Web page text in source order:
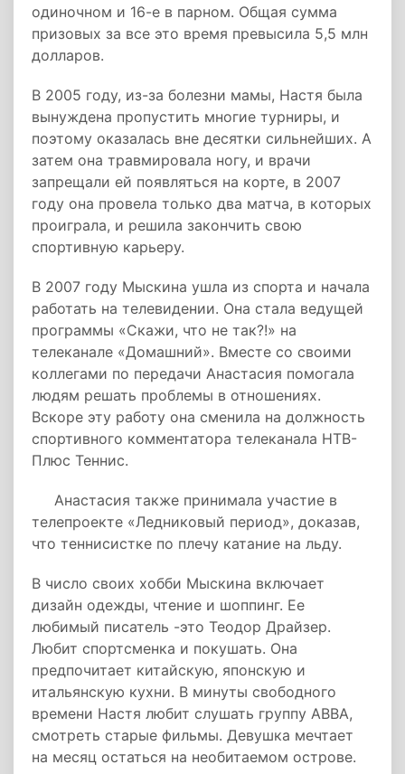
одиночном и 16-е в парном. Общая сумма
призовых за все это время превысила 5,5 млн
долларов.
В 2005 году, из-за болезни мамы, Настя была
вынуждена пропустить многие турниры, и
поэтому оказалась вне десятки сильнейших. А
затем она травмировала ногу, и врачи
запрещали ей появляться на корте, в 2007
году она провела только два матча, в которых
проиграла, и решила закончить свою
спортивную карьеру.
В 2007 году Мыскина ушла из спорта и начала
работать на телевидении. Она стала ведущей
программы «Скажи, что не так?!» на
телеканале «Домашний». Вместе со своими
коллегами по передачи Анастасия помогала
людям решать проблемы в отношениях.
Вскоре эту работу она сменила на должность
спортивного комментатора телеканала НТВ-
Плюс Теннис.
Анастасия также принимала участие в
телепроекте «Ледниковый период», доказав,
что теннисистке по плечу катание на льду.
В число своих хобби Мыскина включает
дизайн одежды, чтение и шоппинг. Ее
любимый писатель -это Теодор Драйзер.
Любит спортсменка и покушать. Она
предпочитает китайскую, японскую и
итальянскую кухни. В минуты свободного
времени Настя любит слушать группу ABBA,
смотреть старые фильмы. Девушка мечтает
на месяц остаться на необитаемом острове.